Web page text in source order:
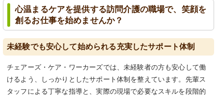
心温まるケアを提供する訪問介護の職場で、笑顔を
創るお仕事を始めませんか？
未経験でも安心して始められる充実したサポート体制
チェアーズ・ケア・ワーカーズでは、未経験者の方も安心して働
けるよう、しっかりとしたサポート体制を整えています。先輩ス
タッフによる丁寧な指導と、実際の現場で必要なスキルを段階的